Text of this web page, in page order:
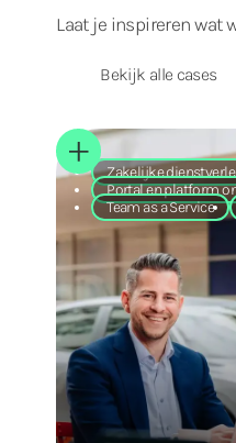
Laat je inspireren wat
Bekijk alle cases
Zakelijke
Portal en platform
Team as a Service